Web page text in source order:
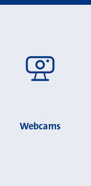
Webcams